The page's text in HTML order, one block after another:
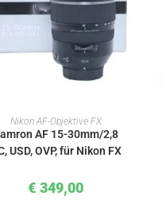
IN DEN WARENKORB
Nikon AF-Objektive FX
AF 15-30mm/2,8
USD, OVP, für Nikon FX
€ 349,00